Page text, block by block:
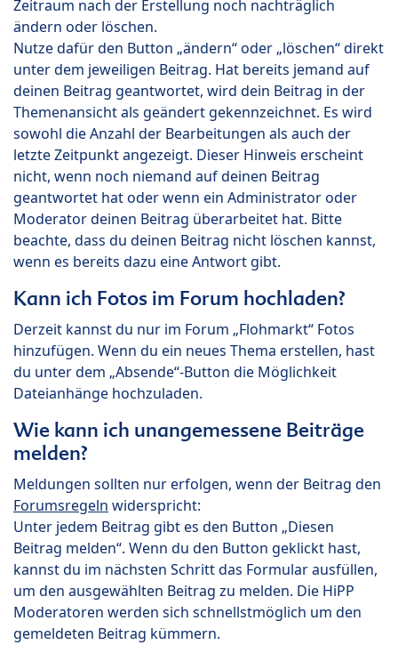
Zeitraum nach der Erstellung noch nachträglich
ändern oder löschen.
Nutze dafür den Button „ändern“ oder „löschen“ direkt
unter dem jeweiligen Beitrag. Hat bereits jemand auf
deinen Beitrag geantwortet, wird dein Beitrag in der
Themenansicht als geändert gekennzeichnet. Es wird
sowohl die Anzahl der Bearbeitungen als auch der
letzte Zeitpunkt angezeigt. Dieser Hinweis erscheint
nicht, wenn noch niemand auf deinen Beitrag
geantwortet hat oder wenn ein Administrator oder
Moderator deinen Beitrag überarbeitet hat. Bitte
beachte, dass du deinen Beitrag nicht löschen kannst,
wenn es bereits dazu eine Antwort gibt.
Kann ich Fotos im Forum hochladen?
Derzeit kannst du nur im Forum „Flohmarkt“ Fotos
hinzufügen. Wenn du ein neues Thema erstellen, hast
du unter dem „Absende“-Button die Möglichkeit
Dateianhänge hochzuladen.
Wie kann ich unangemessene Beiträge
melden?
Meldungen sollten nur erfolgen, wenn der Beitrag den
Forumsregeln widerspricht:
Unter jedem Beitrag gibt es den Button „Diesen
Beitrag melden“. Wenn du den Button geklickt hast,
kannst du im nächsten Schritt das Formular ausfüllen,
um den ausgewählten Beitrag zu melden. Die HiPP
Moderatoren werden sich schnellstmöglich um den
gemeldeten Beitrag kümmern.